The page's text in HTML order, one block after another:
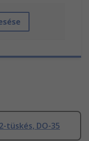
tüskés, DO-35